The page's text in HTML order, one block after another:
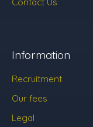
Information
Recruitment
Our fees
Legal